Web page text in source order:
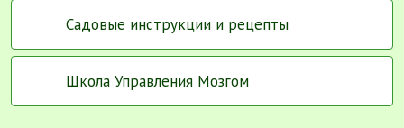
Садовые инструкции и рецепты
Школа Управления Мозгом